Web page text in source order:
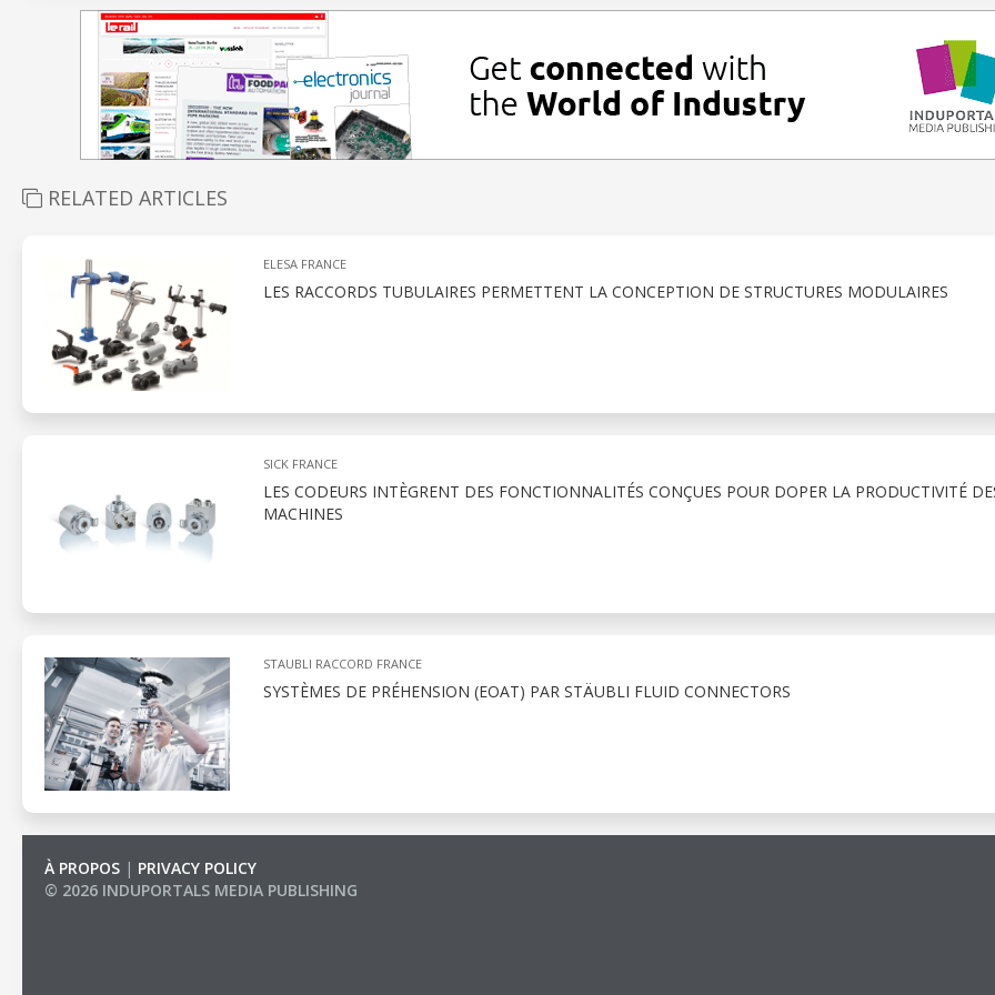
RELATED ARTICLES
ELESA FRANCE
LES RACCORDS TUBULAIRES PERMETTENT LA CONCEPTION DE STRUCTURES MODULAIRES
SICK FRANCE
LES CODEURS INTÈGRENT DES FONCTIONNALITÉS CONÇUES POUR DOPER LA PRODUCTIVITÉ
MACHINES
STAUBLI RACCORD FRANCE
SYSTÈMES DE PRÉHENSION (EOAT) PAR STÄUBLI FLUID CONNECTORS
À PROPOS | PRIVACY POLICY
© 2026 INDUPORTALS MEDIA PUBLISHING